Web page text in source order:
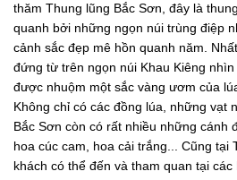
thăm Thung lũng Bắc Sơn, đây là
quanh bởi những ngọn núi trùng điệp
cảnh sắc đẹp mê hồn quanh năm.
đứng từ trên ngọn núi Khau Kiêng
được nhuộm một sắc vàng ươm của
Không chỉ có các đồng lúa, những vạt
Bắc Sơn còn có rất nhiều những cánh
hoa cúc cam, hoa cải trắng... Cũng tại
khách có thể đến và tham quan tại